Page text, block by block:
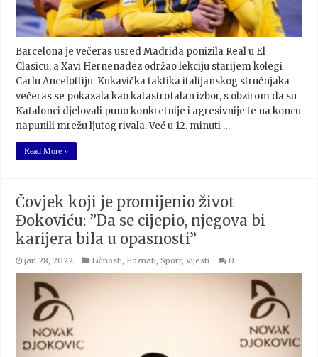
Barcelona je večeras usred Madrida ponizila Real u El
Clasicu, a Xavi Hernenadez održao lekciju starijem kolegi
Carlu Ancelottiju. Kukavička taktika italijanskog stručnjaka
večeras se pokazala kao katastrofalan izbor, s obzirom da su
Katalonci djelovali puno konkretnije i agresivnije te na koncu
napunili mrežu ljutog rivala. Već u 12. minuti …
Read More »
Čovjek koji je promijenio život
Đokoviću: ”Da se cijepio, njegova bi
karijera bila u opasnosti”
jan 28, 2022 Ličnosti Poznati ,Sport ,Vijesti 0